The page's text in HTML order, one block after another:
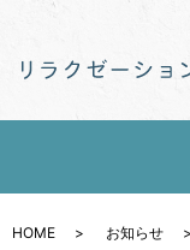
HOME お知らせ